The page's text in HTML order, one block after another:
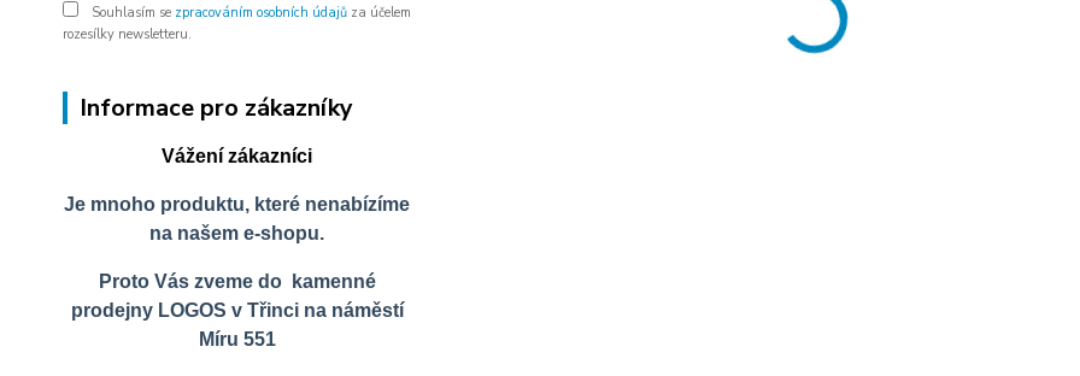
Souhlasím se zpracováním osobních údajů za účelem
rozesílky newsletteru.
Informace pro zákazníky
Vážení zákazníci
Je mnoho produktu, které nenabízíme
na našem e-shopu.
Proto Vás zveme do kamenné
prodejny LOGOS v Třinci na náměstí
Míru 551